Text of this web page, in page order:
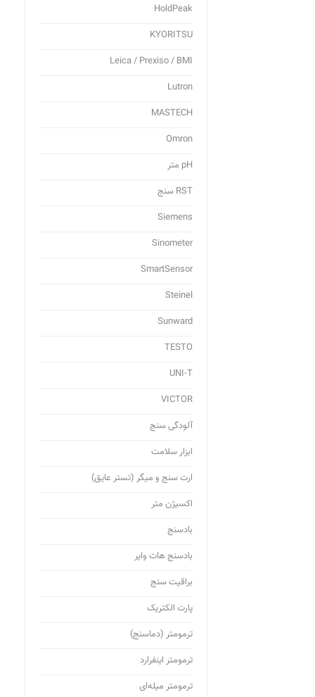
HoldPeak
KYORITSU
Leica / Prexiso / BMI
Lutron
MASTECH
Omron
pH متر
RST سنج
Siemens
Sinometer
SmartSensor
Steinel
Sunward
TESTO
UNI-T
VICTOR
آلودگی سنج
ابزار سلامت
ارت سنج و میگر (تستر عایق)
اکسیژن متر
بادسنج
بادسنج هات وایر
براقیت سنج
پارت الکتریک
ترمومتر (دماسنج)
ترمومتر اینفرارد
ترمومتر میله‌ای